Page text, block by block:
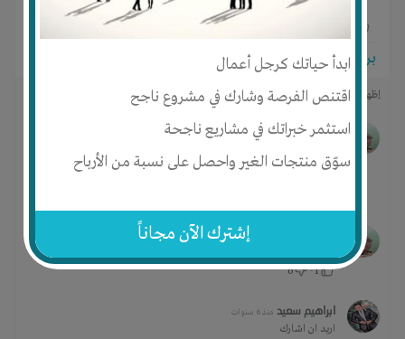
ابدأ حياتك كرجل أعمال
اقتنص الفرصة وشارك في مشروع ناجح
استثمر خبراتك في مشاريع ناجحة
سوّق منتجات الغير واحصل على نسبة من الأرباح
إشترك الآن مجاناً
برجاء تسجيل الدخول للتواصل!
إظهار المزيد من التعليقات
Ali Hussain منذ 6 سنوات
0
1
·
0
ابراهيم سعيد منذ 6 سنوات
اريد ان اشارك